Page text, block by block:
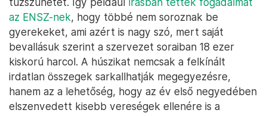
ballisztikus rakétái fogadták őket a repülőtéren, és
nem akartak megkockáztatni hasonló incidenst.
Jemen elképesztő politikai válságát tökéletesen
illusztrálja, hogy a közvélemény és a régióval
foglalkozó szakértők már azt is nagy eredménynek
könyvelik el, hogy a kormány hazatért.
És bár a húszik a nyilvánosság előtt külföldi